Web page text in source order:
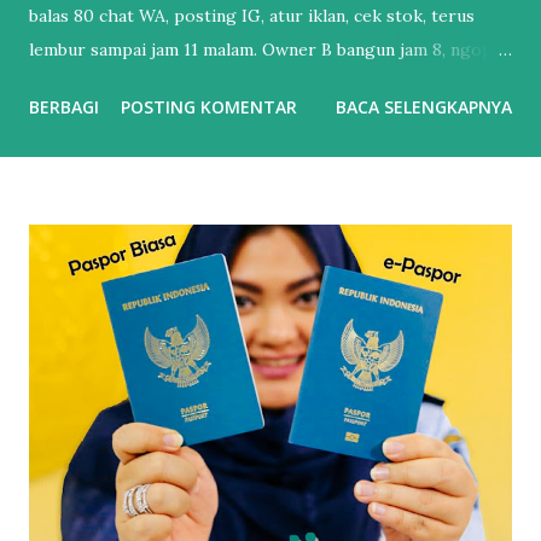
balas 80 chat WA, posting IG, atur iklan, cek stok, terus
lembur sampai jam 11 malam. Owner B bangun jam 8, ngopi,
sendiri, laporan penjualan udah masuk email. Bedanya?
paling keras tapi hasilnya paling dikit. Perbedaan Automasi
vs Manual : Tebak Sendiri vs Dikerjain Sistem Balas Chat :
Ngetik satu-satu. Telat 5 menit = customer kabur.
Sedangkan Chatbot AI bales 24/7 dalam 3 detik. Posting
Konten : Inget-inget, bikin pas ada waktu. Sedangkan AI
Dijadwal otomatis, jam terbaik udah diitung AI. Iklan :
Boosting asal. Bujet habis, nggak tau kemana. Lalu kalau AI
atur target, matiin iklan yang boncos, naikin yang closing.
Follow Up : Lupa. Karena kebanyakan kerjaa...
BERBAGI POSTING KOMENTAR BACA SELENGKAPNYA